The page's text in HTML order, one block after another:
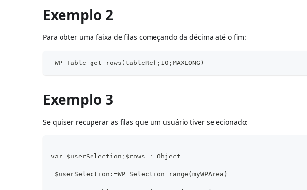
Exemplo 2
Para obter uma faixa de filas começando da décima até o fim:
WP Table get rows(tableRef;10;MAXLONG)
Exemplo 3
Se quiser recuperar as filas que um usuário tiver selecionado:
var $userSelection;$rows : Object
$userSelection:=WP Selection range(myWPArea)